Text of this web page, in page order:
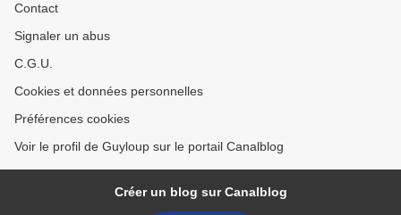
Contact
Signaler un abus
C.G.U.
Cookies et données personnelles
Préférences cookies
Voir le profil de Guyloup sur le portail Canalblog
Créer un blog sur Canalblog